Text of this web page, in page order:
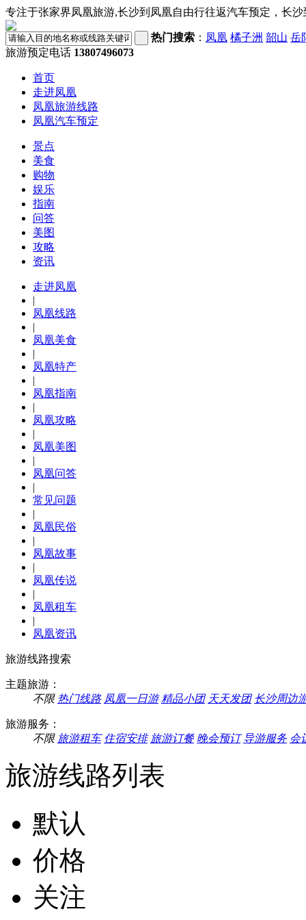
专注于张家界凤凰旅游,长沙到凤凰自由行往返汽车预定，长
热门搜索 ： 凤凰 橘子洲 韶山 岳
旅游预定电话 13807496073
首页
走进凤凰
凤凰旅游线路
凤凰汽车预定
景点
美食
购物
娱乐
指南
问答
美图
攻略
资讯
走进凤凰
|
凤凰线路
|
凤凰美食
|
凤凰特产
|
凤凰指南
|
凤凰攻略
|
凤凰美图
|
凤凰问答
|
常见问题
|
凤凰民俗
|
凤凰故事
|
凤凰传说
|
凤凰租车
|
凤凰资讯
旅游线路搜索
主题旅游：
不限 热门线路 凤凰一日游 精品小团 天天发团 长沙周边
旅游服务：
不限 旅游租车 住宿安排 旅游订餐 晚会预订 导游服务 会
旅游线路列表
默认
价格
关注